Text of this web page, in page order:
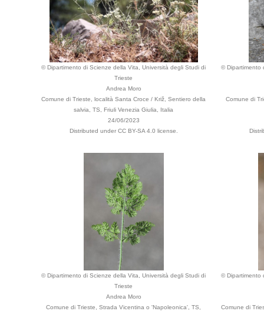
© Dipartimento di Scienze della Vita, Università degli Studi di
Trieste
Andrea Moro
Comune di Trieste, località Santa Croce / Križ, Sentiero della
salvia, TS, Friuli Venezia Giulia, Italia
24/06/2023
Distributed under CC BY-SA 4.0 license.
© Dipartimento
Comune di
© Dipartimento di Scienze della Vita, Università degli Studi di
Trieste
Andrea Moro
Comune di Trieste, Strada Vicentina o 'Napoleonica', TS,
© Dipartimento
Comune di